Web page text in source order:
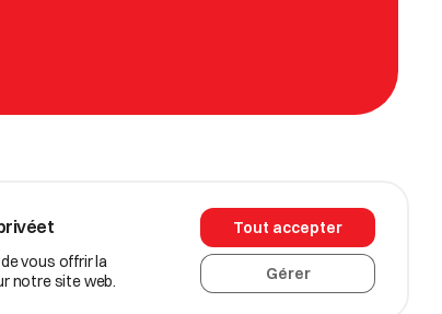
vous offrir la
notre site web.
Tout accepter
Gérer